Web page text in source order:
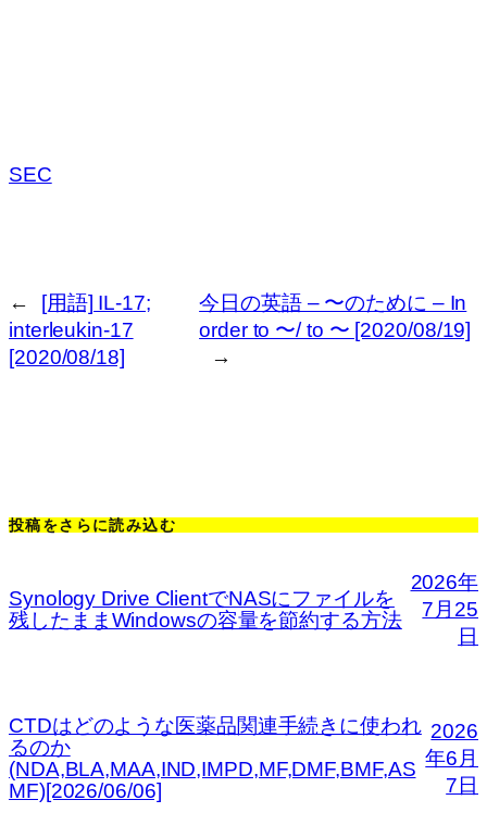
SEC
←
[用語] IL-17;
interleukin-17
[2020/08/18]
今日の英語 – 〜のために – In
order to 〜/ to 〜 [2020/08/19]
→
投稿をさらに読み込む
Synology Drive ClientでNASにファイルを
残したままWindowsの容量を節約する方法
2026年
7月25
日
CTDはどのような医薬品関連手続きに使われ
るのか
(NDA,BLA,MAA,IND,IMPD,MF,DMF,BMF,AS
MF)[2026/06/06]
2026
年6月
7日